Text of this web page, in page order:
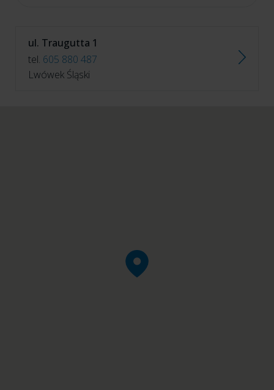
ul. Traugutta 1
tel. 605 880 487
Lwówek Śląski